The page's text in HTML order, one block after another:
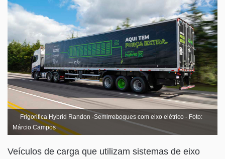
Frigorifica Hybrid Randon -Semirreboques com eixo elétrico - Foto:
Márcio Campos
Veículos de carga que utilizam sistemas de eixo